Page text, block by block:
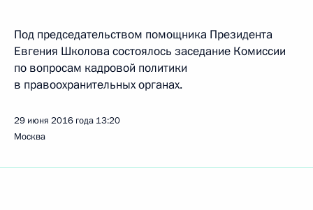
Под председательством помощника Президента
Евгения Школова состоялось заседание Комиссии
по вопросам кадровой политики
в правоохранительных органах.
29 июня 2016 года 13:20
Москва